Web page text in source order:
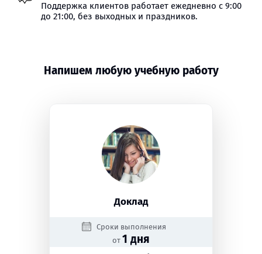
Поддержка клиентов работает ежедневно с 9:00
до 21:00, без выходных и праздников.
Напишем любую учебную работу
Доклад
Сроки выполнения
от 1 дня